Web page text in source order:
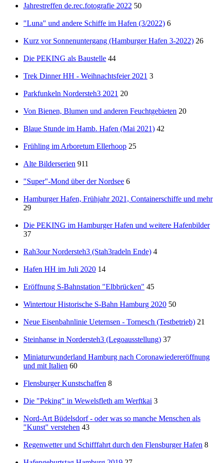
Jahrestreffen de.rec.fotografie 2022 50
"Luna" und andere Schiffe im Hafen (3/2022) 6
Kurz vor Sonnenuntergang (Hamburger Hafen 3-2022) 26
Die PEKING als Baustelle 44
Trek Dinner HH - Weihnachtsfeier 2021 3
Parkfunkeln Nordersteh3 2021 20
Von Bienen, Blumen und anderen Feuchtgebieten 20
Blaue Stunde im Hamb. Hafen (Mai 2021) 42
Frühling im Arboretum Ellerhoop 25
Alte Bilderserien 911
"Super"-Mond über der Nordsee 6
Hamburger Hafen, Frühjahr 2021, Containerschiffe und mehr
29
Die PEKING im Hamburger Hafen und weitere Hafenbilder
37
Rah3our Nordersteh3 (Stah3radeln Ende) 4
Hafen HH im Juli 2020 14
Eröffnung S-Bahnstation "Elbbrücken" 45
Wintertour Historische S-Bahn Hamburg 2020 50
Neue Eisenbahnlinie Ueternsen - Tornesch (Testbetrieb) 21
Steinhanse in Nordersteh3 (Legoausstellung) 37
Miniaturwunderland Hamburg nach Coronawiedereröffnung
und mit Italien 60
Flensburger Kunstschaffen 8
Die "Peking" in Wewelsfleth am Werftkai 3
Nord-Art Büdelsdorf - oder was so manche Menschen als
"Kunst" verstehen 43
Regenwetter und Schifffahrt durch den Flensburger Hafen 8